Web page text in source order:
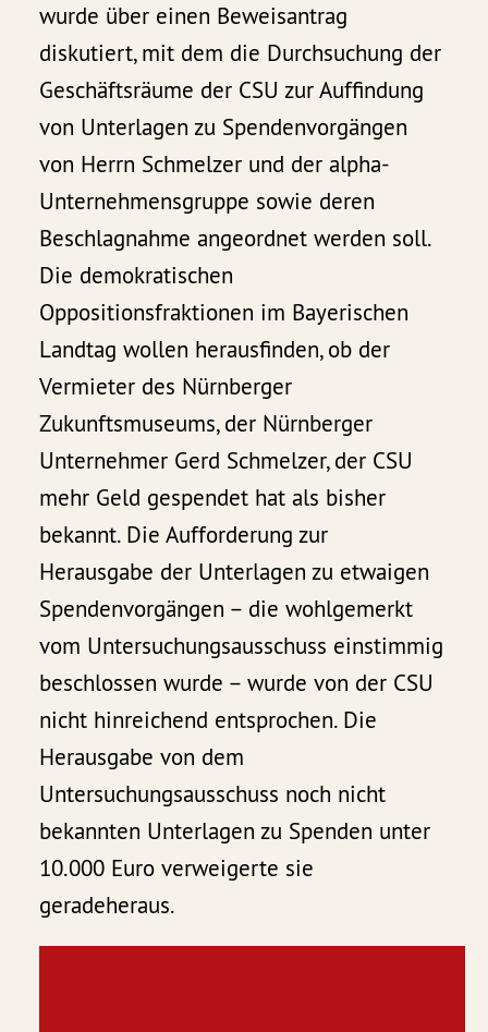
wurde über einen Beweisantrag
diskutiert, mit dem die Durchsuchung der
Geschäftsräume der CSU zur Auffindung
von Unterlagen zu Spendenvorgängen
von Herrn Schmelzer und der alpha-
Unternehmensgruppe sowie deren
Beschlagnahme angeordnet werden soll.
Die demokratischen
Oppositionsfraktionen im Bayerischen
Landtag wollen herausfinden, ob der
Vermieter des Nürnberger
Zukunftsmuseums, der Nürnberger
Unternehmer Gerd Schmelzer, der CSU
mehr Geld gespendet hat als bisher
bekannt. Die Aufforderung zur
Herausgabe der Unterlagen zu etwaigen
Spendenvorgängen – die wohlgemerkt
vom Untersuchungsausschuss einstimmig
beschlossen wurde – wurde von der CSU
nicht hinreichend entsprochen. Die
Herausgabe von dem
Untersuchungsausschuss noch nicht
bekannten Unterlagen zu Spenden unter
10.000 Euro verweigerte sie
geradeheraus.